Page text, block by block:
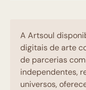
A Artsoul
digitais de arte
de parcerias
independentes,
universos,